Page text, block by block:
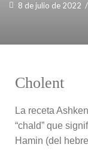
8 de julio de 2022 /
Cholent
La receta
“chald” que
Hamin (del